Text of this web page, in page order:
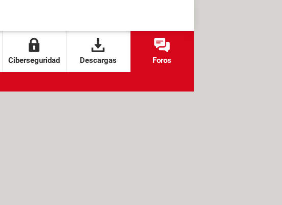
Ciberseguridad Descargas Foros